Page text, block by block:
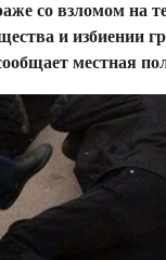
со взломом на
и избиении
местная